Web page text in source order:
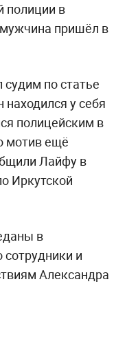
полиции в
пришёл в
по статье
у себя
полицейским в
мотив ещё
Лайфу в
Иркутской
в
и
Александра